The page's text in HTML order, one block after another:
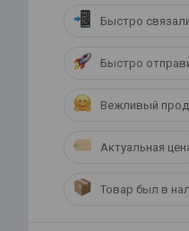
Быстро
Быстро
Вежливый
Актуальная
Товар был в